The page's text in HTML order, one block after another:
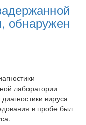
обнаружен
лаборатории
вируса
в пробе был